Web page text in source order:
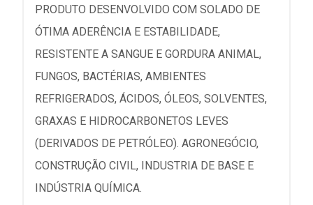
PRODUTO DESENVOLVIDO COM SOLADO DE
ÓTIMA ADERÊNCIA E ESTABILIDADE,
RESISTENTE A SANGUE E GORDURA ANIMAL,
FUNGOS, BACTÉRIAS, AMBIENTES
REFRIGERADOS, ÁCIDOS, ÓLEOS, SOLVENTES,
GRAXAS E HIDROCARBONETOS LEVES
(DERIVADOS DE PETRÓLEO). AGRONEGÓCIO,
CONSTRUÇÃO CIVIL, INDUSTRIA DE BASE E
INDÚSTRIA QUÍMICA.